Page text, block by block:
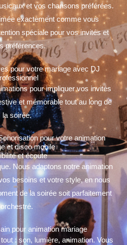
et vos chansons préférées.
exactement comme vous
spéciale pour vos invités et
préférences.
pour votre mariage avec DJ
pour impliquer vos invités
et mémorable tout au long de
la soirée.
pour votre animation
et disco mobile
et écoute
Nous adaptons notre animation
besoins et votre style, en nous
de la soirée soit parfaitement
orchestré.
pour animation mariage
: son, lumière, animation. Vous